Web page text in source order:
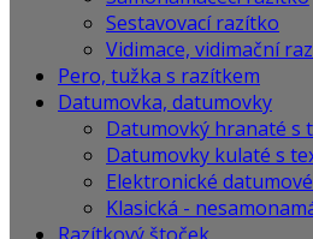
Sestavovací razítko
Vidimace, vidimační
Pero, tužka s razítkem
Datumovka, datumovky
Datumovký hranaté s
Datumovky kulaté s
Elektronické
Klasická -